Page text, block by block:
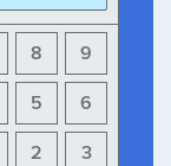
9
8
6
5
3
2